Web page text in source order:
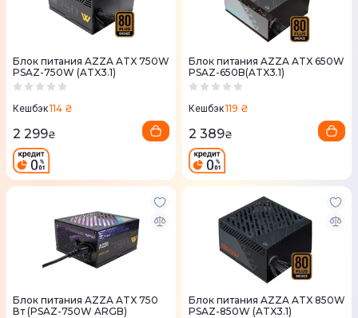
Блок питания AZZA ATX 750W
PSAZ-750W (ATX3.1)
Кешбэк114 ₴
2 299₴
Блок питания AZZA ATX 650W
PSAZ-650B(ATX3.1)
Кешбэк119 ₴
2 389₴
Блок питания AZZA ATX 750
Вт (PSAZ-750W ARGB)
Блок питания AZZA ATX 850W
PSAZ-850W (ATX3.1)